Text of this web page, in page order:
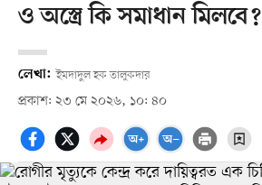
ও অস্ত্রে কি সমাধান মিলবে?
লেখা: ইমদাদুল হক তালুকদার
প্রকাশ: ২৩ মে ২০২৬, ১০: ৪০